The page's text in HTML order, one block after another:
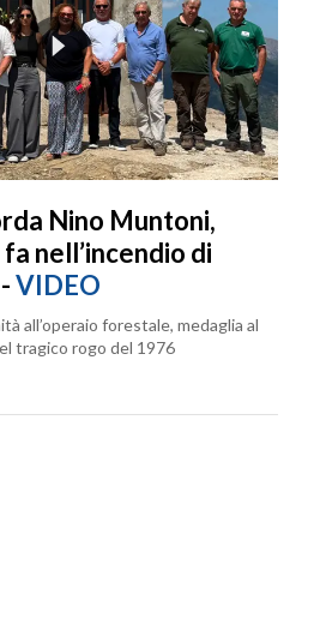
Nino Muntoni,
nell’incendio di
VIDEO
all’operaio forestale, medaglia al
tragico rogo del 1976